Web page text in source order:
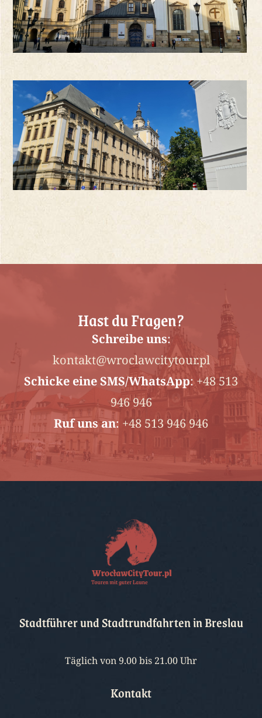
Hast du Fragen?
Schreibe uns:
kontakt@wroclawcitytour.pl
Schicke eine SMS/WhatsApp:+48 513
946 946
Ruf uns an: +48 513 946 946
Stadtführer und Stadtrundfahrten in Breslau
Täglich von 9.00 bis 21.00 Uhr
Kontakt